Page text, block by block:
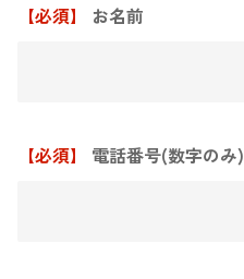
【必須】 お名前
【必須】 電話番号(数字のみ)